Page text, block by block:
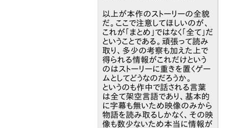
以上が本作のストーリーの全貌
だ。ここで注意してほしいのが、
これが「まとめ」ではなく「全て」だ
ということである。頑張って読み
取り、多少の考察も加えた上で
得られる情報がこれだけという
のはストーリーに重きを置くゲー
ムとしてどうなのだろうか。
というのも作中で話される言葉
は全て架空言語であり、基本的
に字幕も無いため映像のみから
物語を読み取るしかなく、その映
像も数少ないため本当に情報が